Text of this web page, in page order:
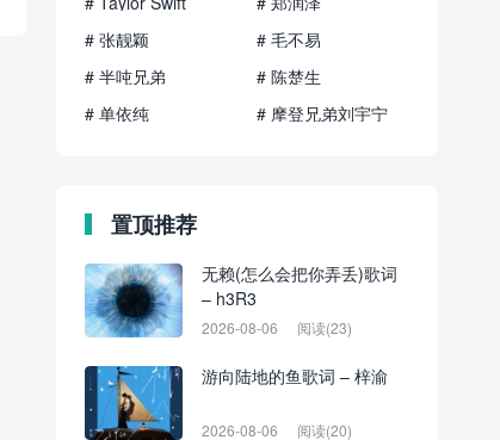
# 张靓颖
# 毛不易
# 半吨兄弟
# 陈楚生
# 单依纯
# 摩登兄弟刘宇宁
置顶推荐
无赖(怎么会把你弄丢)歌词
– h3R3
2026-08-06 阅读(23)
游向陆地的鱼歌词 – 梓渝
2026-08-06 阅读(20)